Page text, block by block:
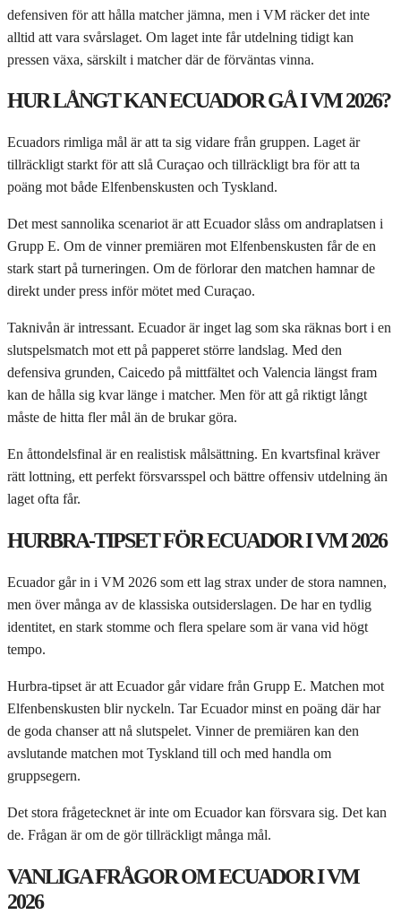
defensiven för att hålla matcher jämna, men i VM räcker det inte
alltid att vara svårslaget. Om laget inte får utdelning tidigt kan
pressen växa, särskilt i matcher där de förväntas vinna.
HUR LÅNGT KAN ECUADOR GÅ I VM 2026?
Ecuadors rimliga mål är att ta sig vidare från gruppen. Laget är
tillräckligt starkt för att slå Curaçao och tillräckligt bra för att ta
poäng mot både Elfenbenskusten och Tyskland.
Det mest sannolika scenariot är att Ecuador slåss om andraplatsen i
Grupp E. Om de vinner premiären mot Elfenbenskusten får de en
stark start på turneringen. Om de förlorar den matchen hamnar de
direkt under press inför mötet med Curaçao.
Taknivån är intressant. Ecuador är inget lag som ska räknas bort i en
slutspelsmatch mot ett på papperet större landslag. Med den
defensiva grunden, Caicedo på mittfältet och Valencia längst fram
kan de hålla sig kvar länge i matcher. Men för att gå riktigt långt
måste de hitta fler mål än de brukar göra.
En åttondelsfinal är en realistisk målsättning. En kvartsfinal kräver
rätt lottning, ett perfekt försvarsspel och bättre offensiv utdelning än
laget ofta får.
HURBRA-TIPSET FÖR ECUADOR I VM 2026
Ecuador går in i VM 2026 som ett lag strax under de stora namnen,
men över många av de klassiska outsiderslagen. De har en tydlig
identitet, en stark stomme och flera spelare som är vana vid högt
tempo.
Hurbra-tipset är att Ecuador går vidare från Grupp E. Matchen mot
Elfenbenskusten blir nyckeln. Tar Ecuador minst en poäng där har
de goda chanser att nå slutspelet. Vinner de premiären kan den
avslutande matchen mot Tyskland till och med handla om
gruppsegern.
Det stora frågetecknet är inte om Ecuador kan försvara sig. Det kan
de. Frågan är om de gör tillräckligt många mål.
VANLIGA FRÅGOR OM ECUADOR I VM
2026